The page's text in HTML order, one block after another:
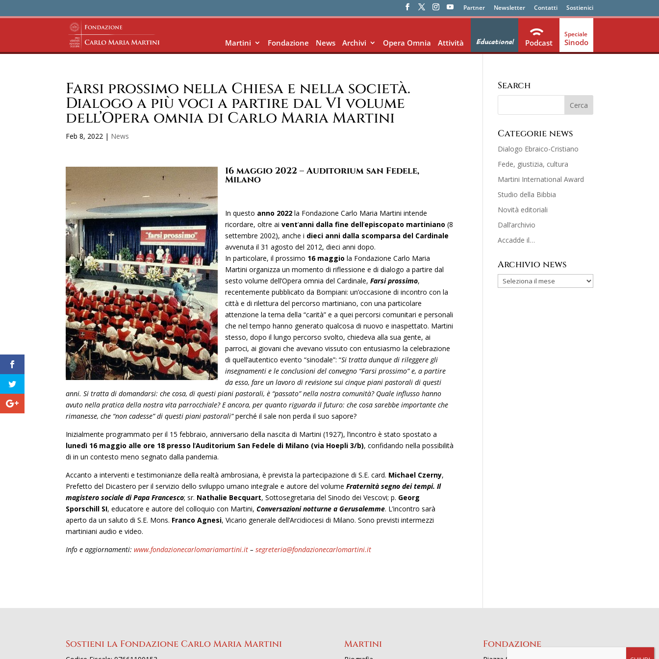
Partner Newsletter Contatti Sostienici
Martini Fondazione News Archivi Opera Omnia Attività Educational Podcast Sinodo
Farsi prossimo nella Chiesa e nella società.
Dialogo a più voci a partire dal VI volume
dell’Opera omnia di Carlo Maria Martini
Feb 8, 2022 | News
16 maggio 2022 – Auditorium san Fedele,
Milano
In questo anno 2022 la Fondazione Carlo Maria Martini intende
ricordare, oltre aivent’anni dalla fine dell’episcopato martiniano(8
settembre 2002), anche i dieci anni dalla scomparsa del Cardinale
avvenuta il 31 agosto del 2012, dieci anni dopo.
In particolare, il prossimo 16 maggiola Fondazione Carlo Maria
Martini organizza un momento di riflessione e di dialogo a partire dal
sesto volume dell’Opera omnia del Cardinale,Farsi prossimo,
recentemente pubblicato da Bompiani: un’occasione di incontro con la
città e di rilettura del percorso martiniano, con una particolare
attenzione la tema della “carità” e a quei percorsi comunitari e personali
che nel tempo hanno generato qualcosa di nuovo e inaspettato. Martini
stesso, dopo il lungo percorso svolto, chiedeva alla sua gente, ai
parroci, ai giovani che avevano vissuto con entusiasmo la celebrazione
di quell’autentico evento “sinodale”: “Si tratta dunque di rileggere gli
insegnamenti e le conclusioni del convegno “Farsi prossimo” e, a partire
da esso, fare un lavoro di revisione sui cinque piani pastorali di questi
anni. Si tratta di domandarsi: che cosa, di questi piani pastorali, è “passato” nella nostra comunità? Quale influsso hanno
avuto nella pratica della nostra vita parrocchiale? E ancora, per quanto riguarda il futuro: che cosa sarebbe importante che
rimanesse, che “non cadesse” di questi piani pastorali”perché il sale non perda il suo sapore?
Inizialmente programmato per il 15 febbraio, anniversario della nascita di Martini (1927), l’incontro è stato spostato a
lunedì 16 maggio alle ore 18 presso l’Auditorium San Fedele di Milano (via Hoepli 3/b), confidando nella possibilità
di in un contesto meno segnato dalla pandemia.
Accanto a interventi e testimonianze della realtà ambrosiana, è prevista la partecipazione di S.E. card. Michael Czerny,
Prefetto del Dicastero per il servizio dello sviluppo umano integrale e autore del volumeFraternità segno dei tempi. Il
magistero sociale di Papa Francesco; sr. Nathalie Becquart, Sottosegretaria del Sinodo dei Vescovi; p. Georg
Sporschill SI, educatore e autore del colloquio con Martini,Conversazioni notturne a Gerusalemme. L’incontro sarà
aperto da un saluto di S.E. Mons. Franco Agnesi, Vicario generale dell’Arcidiocesi di Milano. Sono previsti intermezzi
martiniani audio e video.
Info e aggiornamenti:www.fondazionecarlomariamartini.it –segreteria@fondazionecarlomartini.it
Search
Categorie news
Dialogo Ebraico-Cristiano
Fede, giustizia, cultura
Martini International Award
Studio della Bibbia
Novità editoriali
Dall’archivio
Accadde il…
Archivio news
Sostieni la Fondazione Carlo Maria Martini Martini Fondazione